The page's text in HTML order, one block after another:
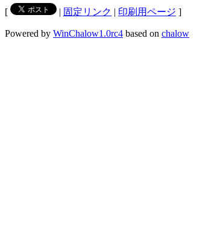
[ | 固定リンク | 印刷用ページ ]
Powered by WinChalow1.0rc4 based on chalow